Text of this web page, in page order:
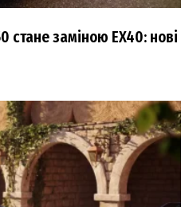
стане заміною EX40: нові